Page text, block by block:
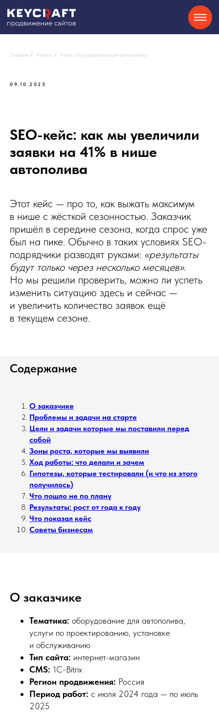
Telegram
Главная / Кейсы / Кейс оборудование для автополива
09.10.2025
SEO-кейс: как мы увеличили
заявки на 41% в нише
автополива
Этот кейс — про то, как выжать максимум
в нише с жёсткой сезонностью. Заказчик
пришёл в середине сезона, когда спрос уже
был на пике. Обычно в таких условиях SEO-
подрядчики разводят руками: «результаты
будут только через несколько месяцев».
Но мы решили проверить, можно ли успеть
изменить ситуацию здесь и сейчас —
и увеличить количество заявок ещё
в текущем сезоне.
Содержание
О заказчике
Проблемы и задачи на старте
Цели и задачи которые мы поставили перед
собой
Зоны роста, которые мы выявили
Ход работы: что делали и зачем
Гипотезы, которые тестировали (и что из этого
получилось)
Что пошло не по плану
Результаты: рост от года к году
Что показал кейс
Советы бизнесам
О заказчике
Тематика: оборудование для автополива,
услуги по проектированию, установке
и обслуживанию
Тип сайта: интернет-магазин
CMS: 1C-Bitrix
Регион продвижения: Россия
Период работ: с июля 2024 года — по июль
2025